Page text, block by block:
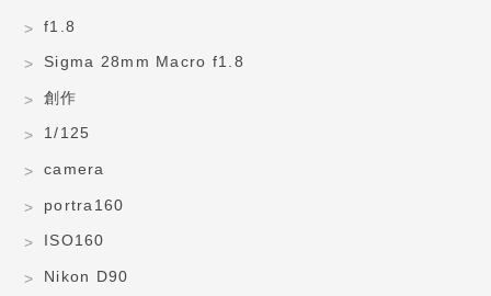
f1.8
Sigma 28mm Macro f1.8
創作
1/125
camera
portra160
ISO160
Nikon D90